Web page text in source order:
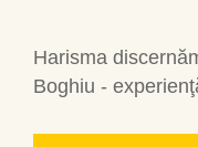
Harisma
Boghiu -